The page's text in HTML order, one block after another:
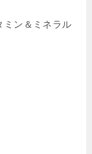
ミン＆ミネラル